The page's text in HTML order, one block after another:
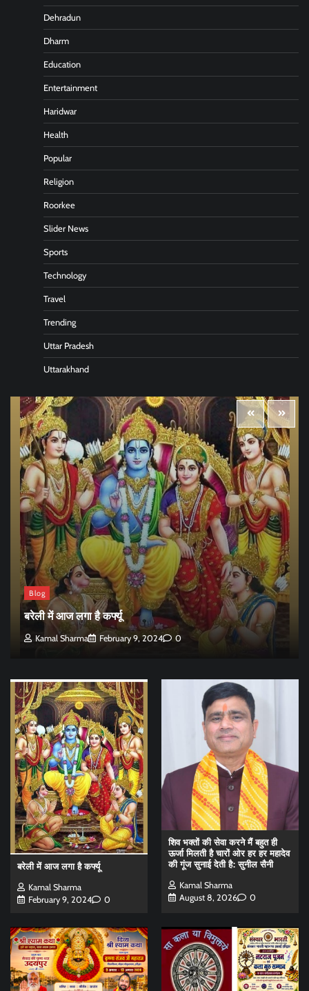
Dehradun
Dharm
Education
Entertainment
Haridwar
Health
Popular
Religion
Roorkee
Slider News
Sports
Technology
Travel
Trending
Uttar Pradesh
Uttarakhand
Blog
बरेली में आज लगा है कर्फ्यू
Kamal Sharma February 9, 2024 0
बरेली में आज लगा है कर्फ्यू
Kamal Sharma
February 9, 2024
0
शिव भक्तों की सेवा करने मैं बहुत ही
ऊर्जा मिलती है चारों ओर हर हर महादेव
की गूंज सुनाई देती है: सुनील सैनी
Kamal Sharma
August 8, 2026
0